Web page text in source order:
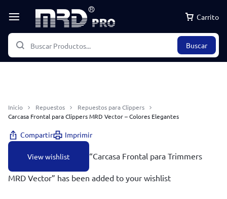
Carrito
Buscar
Inicio Repuestos
Repuestos para Clippers
Carcasa Frontal para Clippers MRD Vector – Colores Elegantes
Compartir Imprimir
View wishlist “Carcasa Frontal para Trimmers
MRD Vector” has been added to your wishlist